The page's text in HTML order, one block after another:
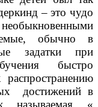
– это чудо
обычно в
задатки при
быстро
достижений в
называемая «